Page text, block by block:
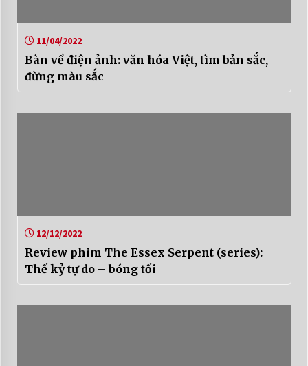
11/04/2022
Bàn về điện ảnh: văn hóa Việt, tìm bản sắc,
đừng màu sắc
12/12/2022
Review phim The Essex Serpent (series):
Thế kỷ tự do – bóng tối